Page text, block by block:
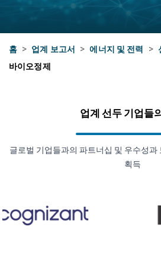
홈 > 업계 보고서 > 에너지 및 전력 >
바이오정제
업계 선두 기업들
글로벌 기업들과의 파트너십 및 우수성과
획득